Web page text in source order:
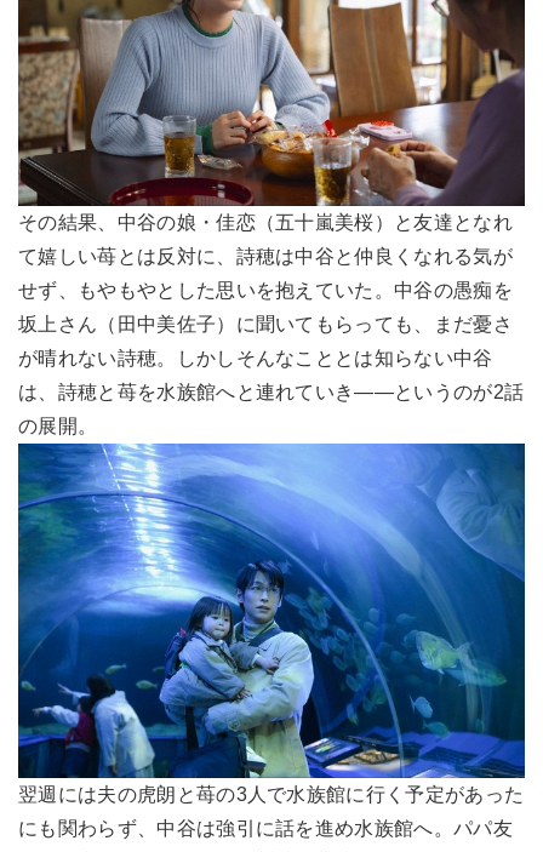
その結果、中谷の娘・佳恋（五十嵐美桜）と友達となれ
て嬉しい苺とは反対に、詩穂は中谷と仲良くなれる気が
せず、もやもやとした思いを抱えていた。中谷の愚痴を
坂上さん（田中美佐子）に聞いてもらっても、まだ憂さ
が晴れない詩穂。しかしそんなこととは知らない中谷
は、詩穂と苺を水族館へと連れていき――というのが2話
の展開。
翌週には夫の虎朗と苺の3人で水族館に行く予定があった
にも関わらず、中谷は強引に話を進め水族館へ。パパ友